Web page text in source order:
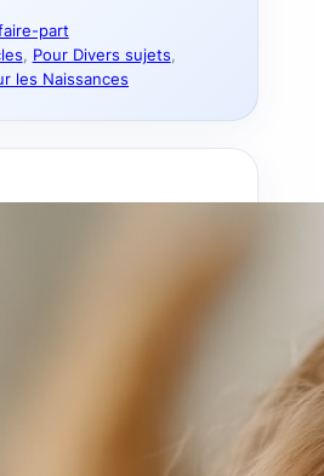
part
, Pour Divers sujets
les Naissances